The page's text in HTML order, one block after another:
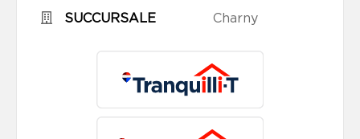
SUCCURSALE Charny